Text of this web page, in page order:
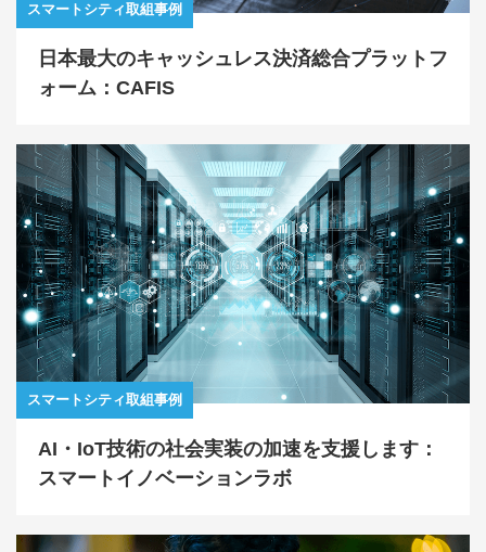
スマートシティ取組事例
日本最大のキャッシュレス決済総合プラットフ
ォーム：CAFIS
スマートシティ取組事例
AI・IoT技術の社会実装の加速を支援します：
スマートイノベーションラボ